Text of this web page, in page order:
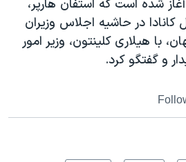
شده است که استفان هارپر،
در حاشیه اجلاس وزیران
هیلاری کلینتون، وزیر امور
و گفتگو کرد.